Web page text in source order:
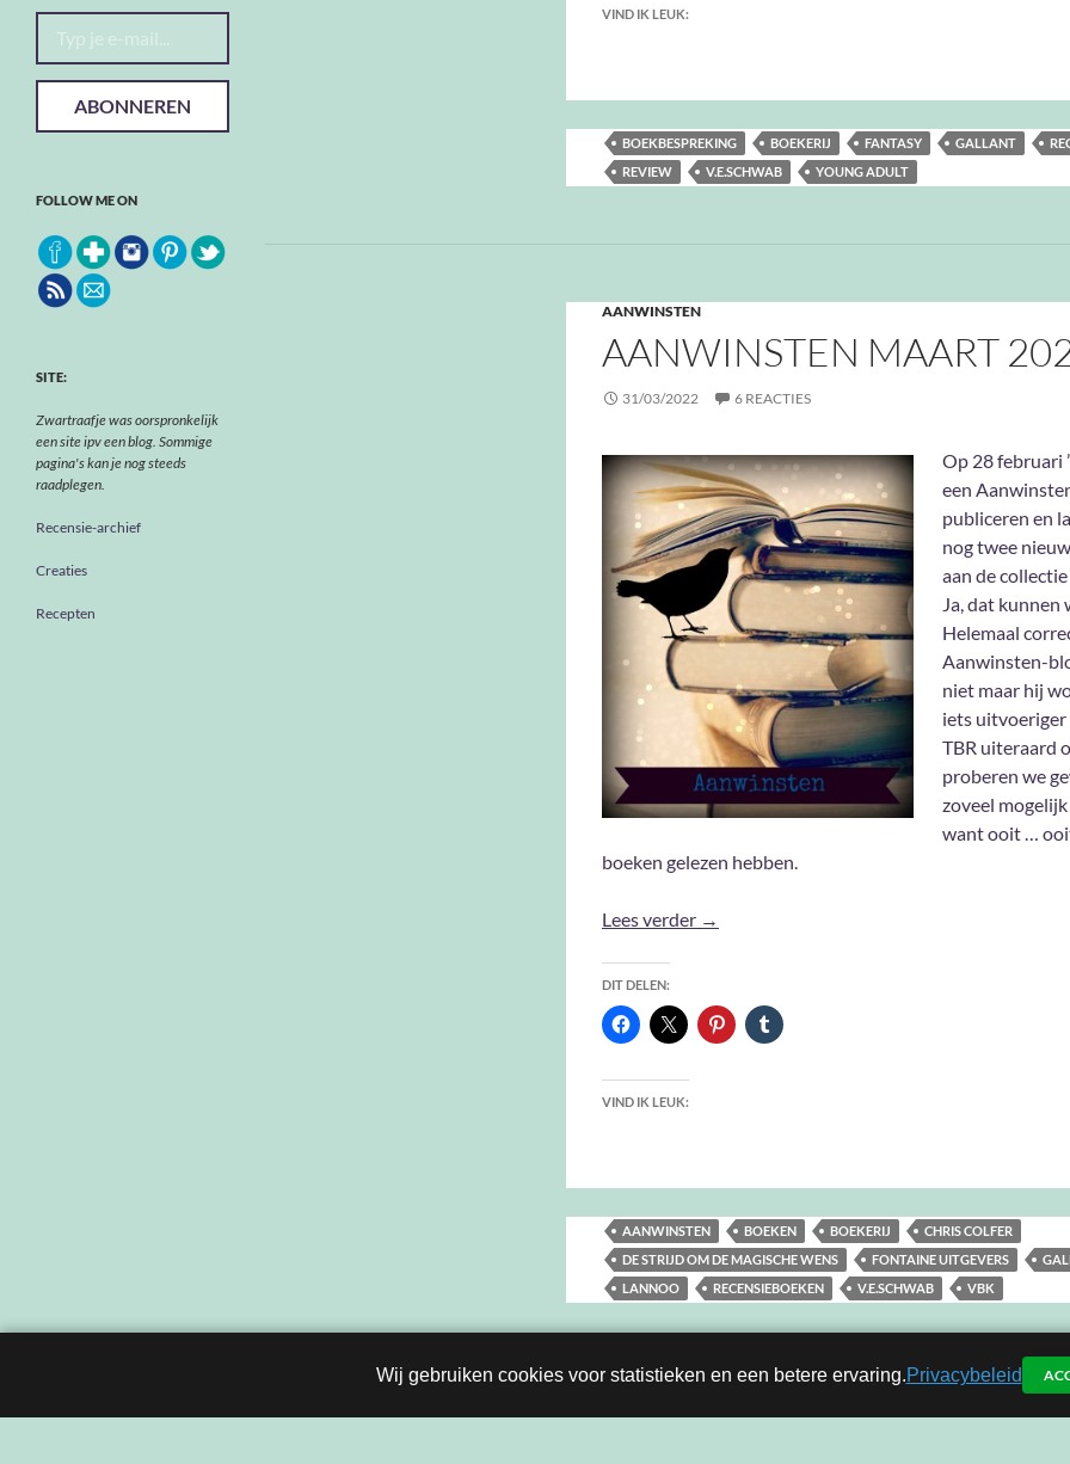
VIND IK LEUK:
BOEKBESPREKING BOEKERIJ FANTASY GALLANT
REVIEW
V.E.SCHWAB YOUNG ADULT
AANWINSTEN
AANWINSTEN MAART
31/03/2022 6 REACTIES
Op 28 februari
een
publiceren en
nog twee
aan de
Ja, dat kunnen
Helemaal
Aanwinsten-
niet maar hij
iets
TBR uiteraard
proberen we
zoveel
want ooit …
boeken gelezen hebben.
Lees verder Aanwinsten Maart 2022
→
DIT DELEN:
VIND IK LEUK:
AANWINSTEN BOEKEN BOEKERIJ
CHRIS COLFER
DE STRIJD OM DE MAGISCHE WENS
FONTAINE UITGEVERS
LANNOO
RECENSIEBOEKEN V.E.SCHWAB VBK
Typ je e-mail...
ABONNEREN
FOLLOW ME ON
SITE:
Zwartraafje was oorspronkelijk
een site ipv een blog. Sommige
pagina's kan je nog steeds
raadplegen.
Recensie-archief
Creaties
Recepten
Wij gebruiken cookies voor statistieken en een betere ervaring.Privacybeleid